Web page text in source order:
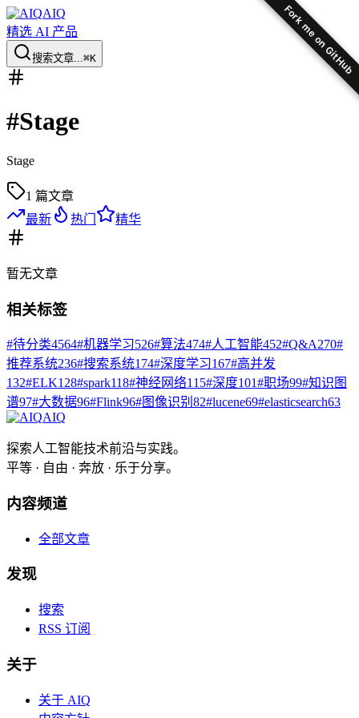
Fork me on GitHub
AIQ
精选 AI 产品
搜索文章...⌘K
#Stage
Stage
1 篇文章
最新
热门 精华
暂无文章
相关标签
#待分类4564#机器学习526#算法474#人工智能452#Q&A270#
推荐系统236#搜索系统174#深度学习167#高并发
132#ELK128#spark118#神经网络115#深度101#职场99#知识图
谱97#大数据96#Flink96#图像识别 82#lucene69#elasticsearch63
AIQ
探索人工智能技术前沿与实践。
平等 · 自由 · 奔放 · 乐于分享。
内容频道
全部文章
发现
搜索
RSS 订阅
关于
关于 AIQ